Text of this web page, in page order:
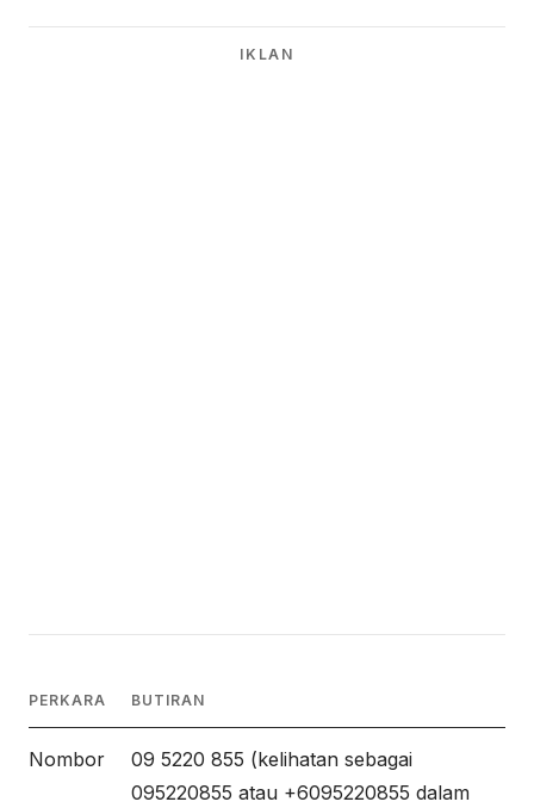
IKLAN
PERKARA BUTIRAN
Nombor
09 5220 855 (kelihatan sebagai
095220855 atau +6095220855 dalam